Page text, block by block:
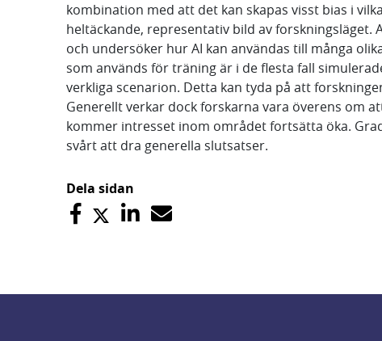
kombination med att det kan skapas visst bias i
heltäckande, representativ bild av
och undersöker hur AI kan användas till många
som används för träning är i de flesta fall
verkliga scenarion. Detta kan tyda på att
Generellt verkar dock forskarna vara överens om
kommer intresset inom området fortsätta öka.
svårt att dra generella slutsatser.
Dela sidan